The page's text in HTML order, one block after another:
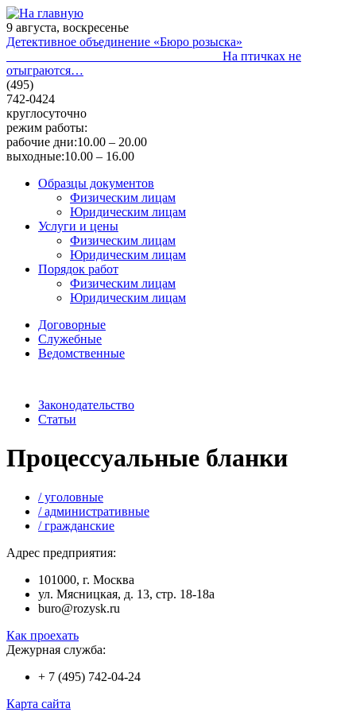
9 августа, воскресенье
Детективное объединение «Бюро розыска»
На птичках не
отыграются…
(495)
742-0424
круглосуточно
режим работы:
рабочие дни:10.00 – 20.00
выходные:10.00 – 16.00
Образцы документов
Физическим лицам
Юридическим лицам
Услуги и цены
Физическим лицам
Юридическим лицам
Порядок работ
Физическим лицам
Юридическим лицам
Договорные
Служебные
Ведомственные
Законодательство
Статьи
Процессуальные бланки
/ уголовные
/ административные
/ гражданские
Адрес предприятия:
101000, г. Москва
ул. Мясницкая, д. 13, стр. 18-18а
buro@rozysk.ru
Как проехать
Дежурная служба:
+ 7 (495) 742-04-24
Карта сайта